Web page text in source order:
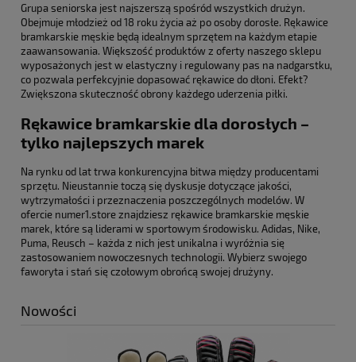
Grupa seniorska jest najszerszą spośród wszystkich drużyn.
Obejmuje młodzież od 18 roku życia aż po osoby dorosłe. Rękawice
bramkarskie męskie będą idealnym sprzętem na każdym etapie
zaawansowania. Większość produktów z oferty naszego sklepu
wyposażonych jest w elastyczny i regulowany pas na nadgarstku,
co pozwala perfekcyjnie dopasować rękawice do dłoni. Efekt?
Zwiększona skuteczność obrony każdego uderzenia piłki.
Rękawice bramkarskie dla dorosłych –
tylko najlepszych marek
Na rynku od lat trwa konkurencyjna bitwa między producentami
sprzętu. Nieustannie toczą się dyskusje dotyczące jakości,
wytrzymałości i przeznaczenia poszczególnych modelów. W
ofercie numer1.store znajdziesz rękawice bramkarskie męskie
marek, które są liderami w sportowym środowisku. Adidas, Nike,
Puma, Reusch – każda z nich jest unikalna i wyróżnia się
zastosowaniem nowoczesnych technologii. Wybierz swojego
faworyta i stań się czołowym obrońcą swojej drużyny.
Nowości